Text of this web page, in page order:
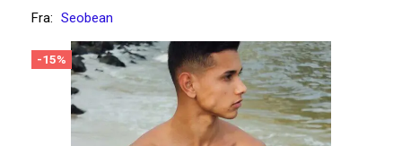
Fra: Seobean
-15%